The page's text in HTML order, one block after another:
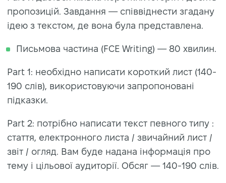
пропозицій. Завдання — співвіднести згадану
ідею з текстом, де вона була представлена.
Письмова частина (FCE Writing) — 80 хвилин.
Part 1: необхідно написати короткий лист (140-
190 слів), використовуючи запропоновані
підказки.
Part 2: потрібно написати текст певного типу :
стаття, електронного листа / звичайний лист /
звіт / огляд. Вам буде надана інформація про
тему і цільової аудиторії. Обсяг — 140-190 слів.